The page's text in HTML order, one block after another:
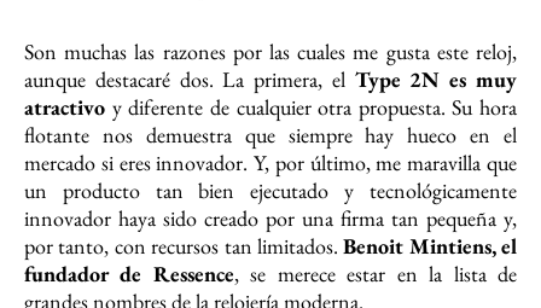
Son muchas las razones por las cuales me gusta este reloj,
aunque destacaré dos. La primera, el Type 2N es muy
atractivo y diferente de cualquier otra propuesta. Su hora
flotante nos demuestra que siempre hay hueco en el
mercado si eres innovador. Y, por último, me maravilla que
un producto tan bien ejecutado y tecnológicamente
innovador haya sido creado por una firma tan pequeña y,
por tanto, con recursos tan limitados.Benoit Mintiens, el
fundador de Ressence, se merece estar en la lista de
grandes nombres de la relojería moderna.